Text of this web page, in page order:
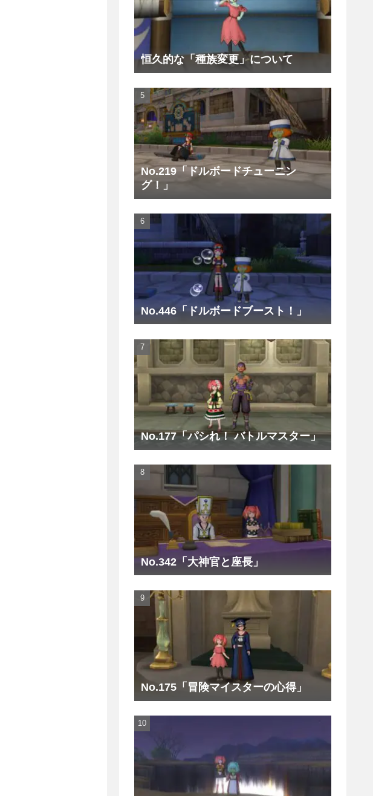
恒久的な「種族変更」について
No.219「ドルボードチューニン
グ！」
No.446「ドルボードブースト！」
No.177「パシれ！ バトルマスター」
No.342「大神官と座長」
No.175「冒険マイスターの心得」